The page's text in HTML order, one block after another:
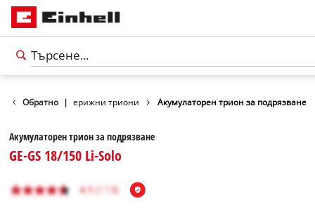
Обратно |
/ триони Верижни триони Акумулаторен трион за подрязване
Акумулаторен трион за подрязване
GE-GS 18/150 Li-Solo